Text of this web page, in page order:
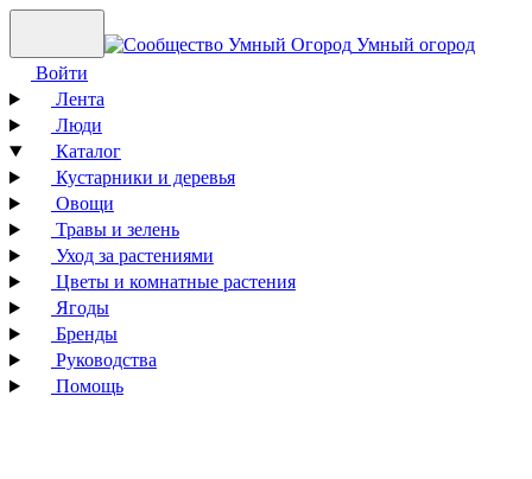
Умный огород
Войти
Лента
Люди
Каталог
Кустарники и деревья
Овощи
Травы и зелень
Уход за растениями
Цветы и комнатные растения
Ягоды
Бренды
Руководства
Помощь